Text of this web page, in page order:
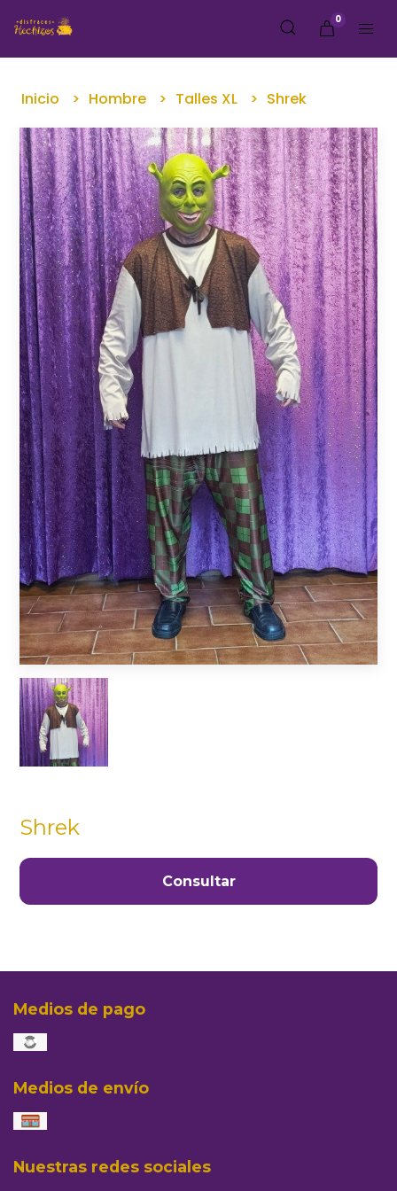
0
Inicio Hombre Talles XL Shrek
Shrek
Consultar
Medios de pago
Medios de envío
Nuestras redes sociales